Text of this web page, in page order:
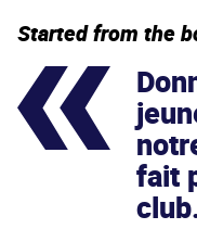
Started from the
fait